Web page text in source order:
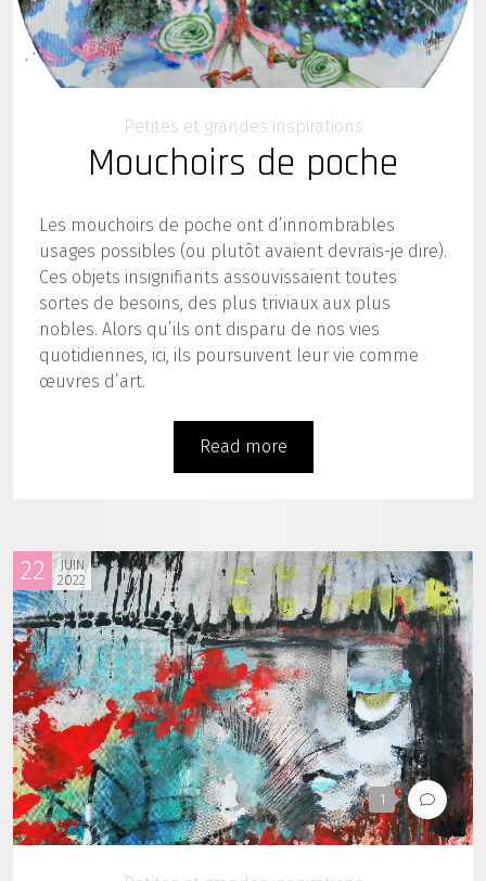
Petites et grandes inspirations
Mouchoirs de poche
Les mouchoirs de poche ont d’innombrables
usages possibles (ou plutôt avaient devrais-je dire).
Ces objets insignifiants assouvissaient toutes
sortes de besoins, des plus triviaux aux plus
nobles. Alors qu’ils ont disparu de nos vies
quotidiennes, ici, ils poursuivent leur vie comme
œuvres d’art.
Read more
22
JUIN
2022
1